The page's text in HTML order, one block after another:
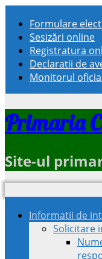
Formulare
Sesizări online
Registratura
Declaratii de
Monitorul
Primaria
Site-ul
Informatii de
Solicitare